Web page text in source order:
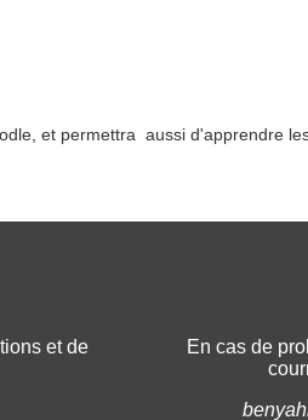
et permettra aussi d'apprendre
et de
En cas de